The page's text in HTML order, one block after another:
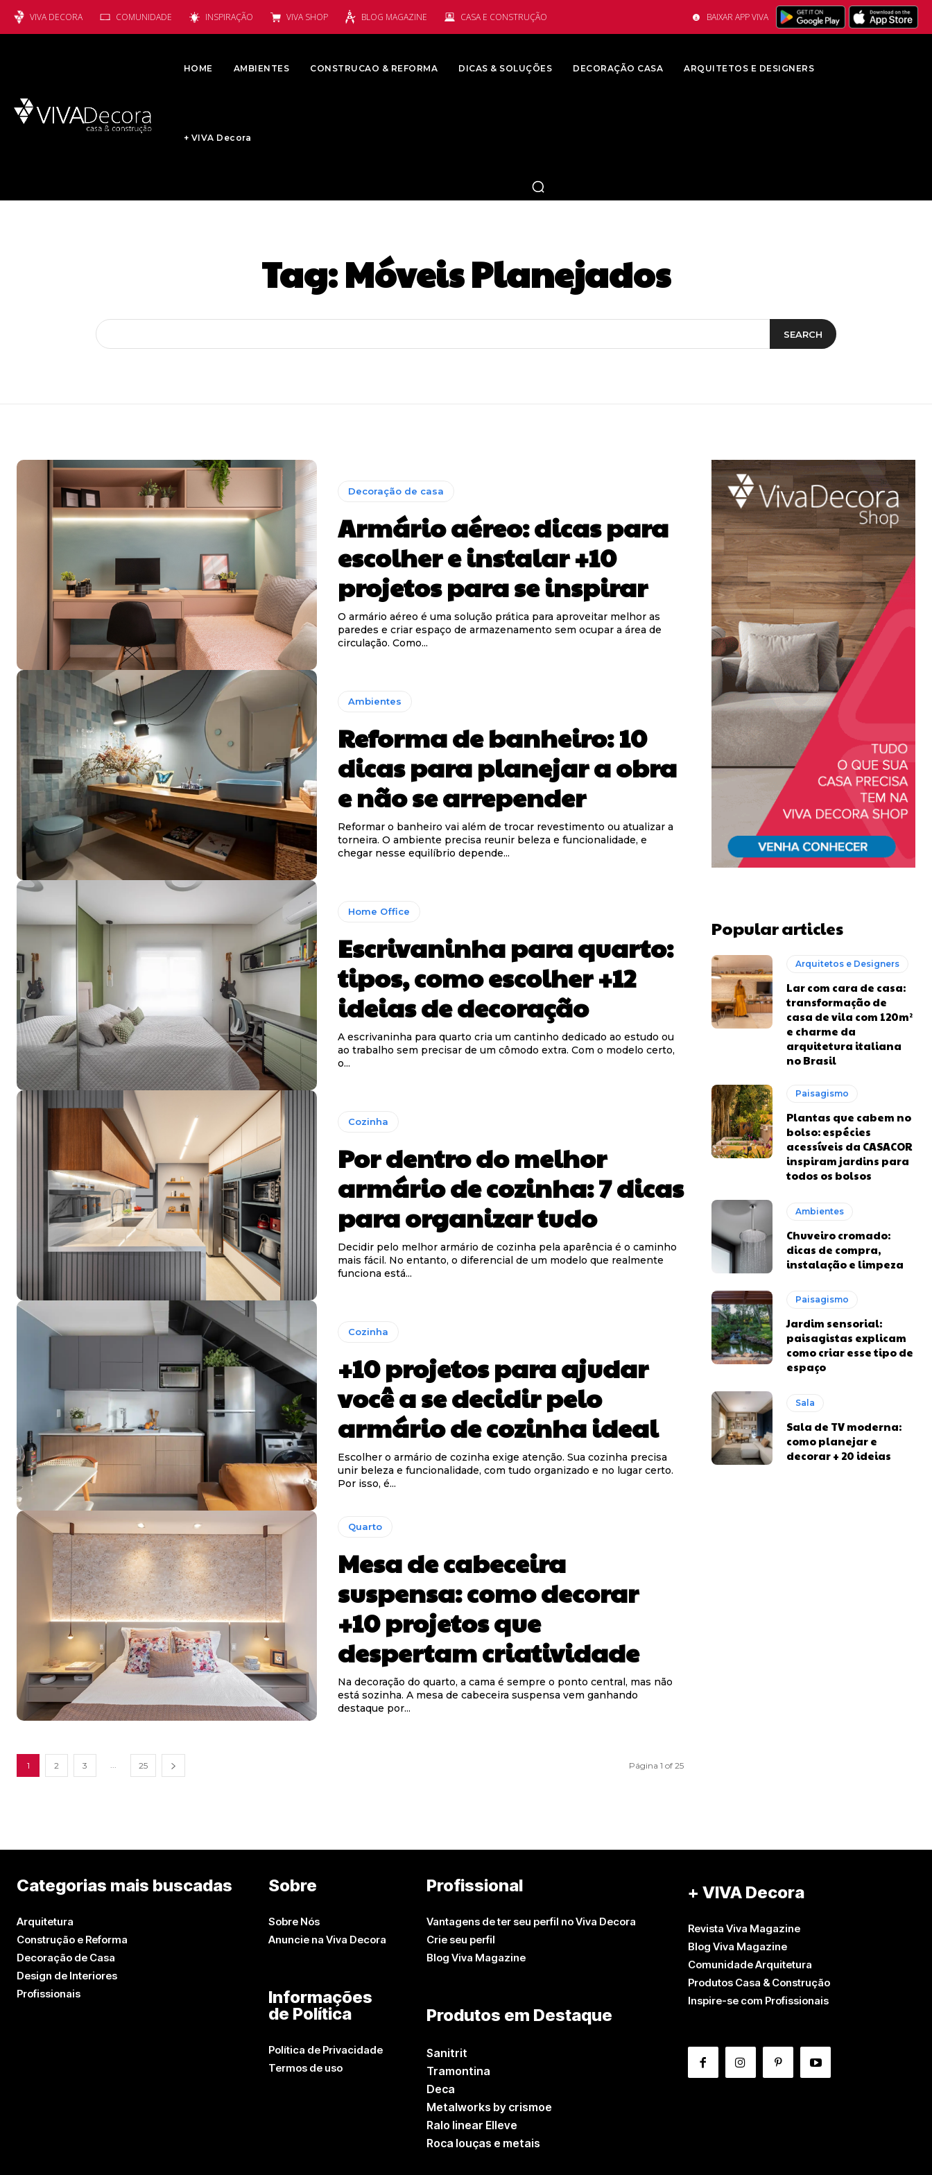
VIVA DECORA COMUNIDADE INSPIRAÇÃO VIVA SHOP BLOG MAGAZINE CASA E CONSTRUÇÃO BAIXAR APP VIVA
HOME AMBIENTES CONSTRUCAO & REFORMA DICAS & SOLUÇÕES DECORAÇÃO CASA ARQUITETOS E DESIGNERS
+ VIVA Decora
Tag:Móveis Planejados
SEARCH
Decoração de casa
Armário aéreo: dicas para
escolher e instalar +10
projetos para se inspirar
O armário aéreo é uma solução prática para aproveitar melhor as
paredes e criar espaço de armazenamento sem ocupar a área de
circulação. Como...
Ambientes
Reforma de banheiro: 10
dicas para planejar a obra
e não se arrepender
Reformar o banheiro vai além de trocar revestimento ou atualizar a
torneira. O ambiente precisa reunir beleza e funcionalidade, e
chegar nesse equilíbrio depende...
Home Office
Escrivaninha para quarto:
tipos, como escolher +12
ideias de decoração
A escrivaninha para quarto cria um cantinho dedicado ao estudo ou
ao trabalho sem precisar de um cômodo extra. Com o modelo certo,
o...
Cozinha
Por dentro do melhor
armário de cozinha: 7 dicas
para organizar tudo
Decidir pelo melhor armário de cozinha pela aparência é o caminho
mais fácil. No entanto, o diferencial de um modelo que realmente
funciona está...
Cozinha
+10 projetos para ajudar
você a se decidir pelo
armário de cozinha ideal
Escolher o armário de cozinha exige atenção. Sua cozinha precisa
unir beleza e funcionalidade, com tudo organizado e no lugar certo.
Por isso, é...
Quarto
Mesa de cabeceira
suspensa: como decorar
+10 projetos que
despertam criatividade
Na decoração do quarto, a cama é sempre o ponto central, mas não
está sozinha. A mesa de cabeceira suspensa vem ganhando
destaque por...
1 2 3 ... 25 Página 1 of 25
Popular articles
Arquitetos e Designers
Lar com cara de casa:
transformação de
casa de vila com 120m²
e charme da
arquitetura italiana
no Brasil
Paisagismo
Plantas que cabem no
bolso: espécies
acessíveis da CASACOR
inspiram jardins para
todos os bolsos
Ambientes
Chuveiro cromado:
dicas de compra,
instalação e limpeza
Paisagismo
Jardim sensorial:
paisagistas explicam
como criar esse tipo de
espaço
Sala
Sala de TV moderna:
como planejar e
decorar + 20 ideias
Categorias mais buscadas
Arquitetura
Construção e Reforma
Decoração de Casa
Design de Interiores
Profissionais
Sobre
Sobre Nós
Anuncie na Viva Decora
Informações
de Política
Política de Privacidade
Termos de uso
Profissional
Vantagens de ter seu perfil no Viva Decora
Crie seu perfil
Blog Viva Magazine
Produtos em Destaque
Sanitrit
Tramontina
Deca
Metalworks by crismoe
Ralo linear Elleve
Roca louças e metais
+ VIVA Decora
Revista Viva Magazine
Blog Viva Magazine
Comunidade Arquitetura
Produtos Casa & Construção
Inspire-se com Profissionais